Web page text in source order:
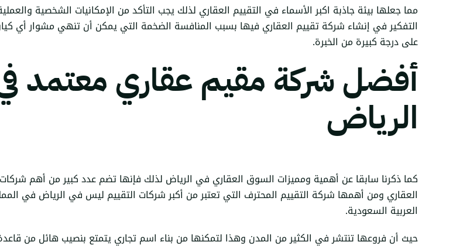
مما جعلها بيئة جاذبة اكبر الأسماء في التقييم العقاري لذلك يجب التأكد من الإمكانيات الشخصية
التفكير في إنشاء شركة تقييم العقاري فيها بسبب المنافسة الضخمة التي يمكن أن تنهي مشوار أي
على درجة كبيرة من الخبرة.
أفضل شركة مقيم عقاري معتمد
الرياض
كما ذكرنا سابقا عن أهمية ومميزات السوق العقاري في الرياض لذلك فإنها تضم عدد كبير من أهم شركات
العقاري ومن أهمها شركة التقييم المحترف التي تعتبر من أكبر شركات التقييم ليس في الرياض في
العربية السعودية.
حيث أن فروعها تنتشر في الكثير من المدن وهذا لتمكنها من بناء اسم تجاري يتمتع بنصيب هائل من